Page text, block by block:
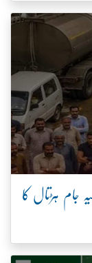
جام ہڑتال کا